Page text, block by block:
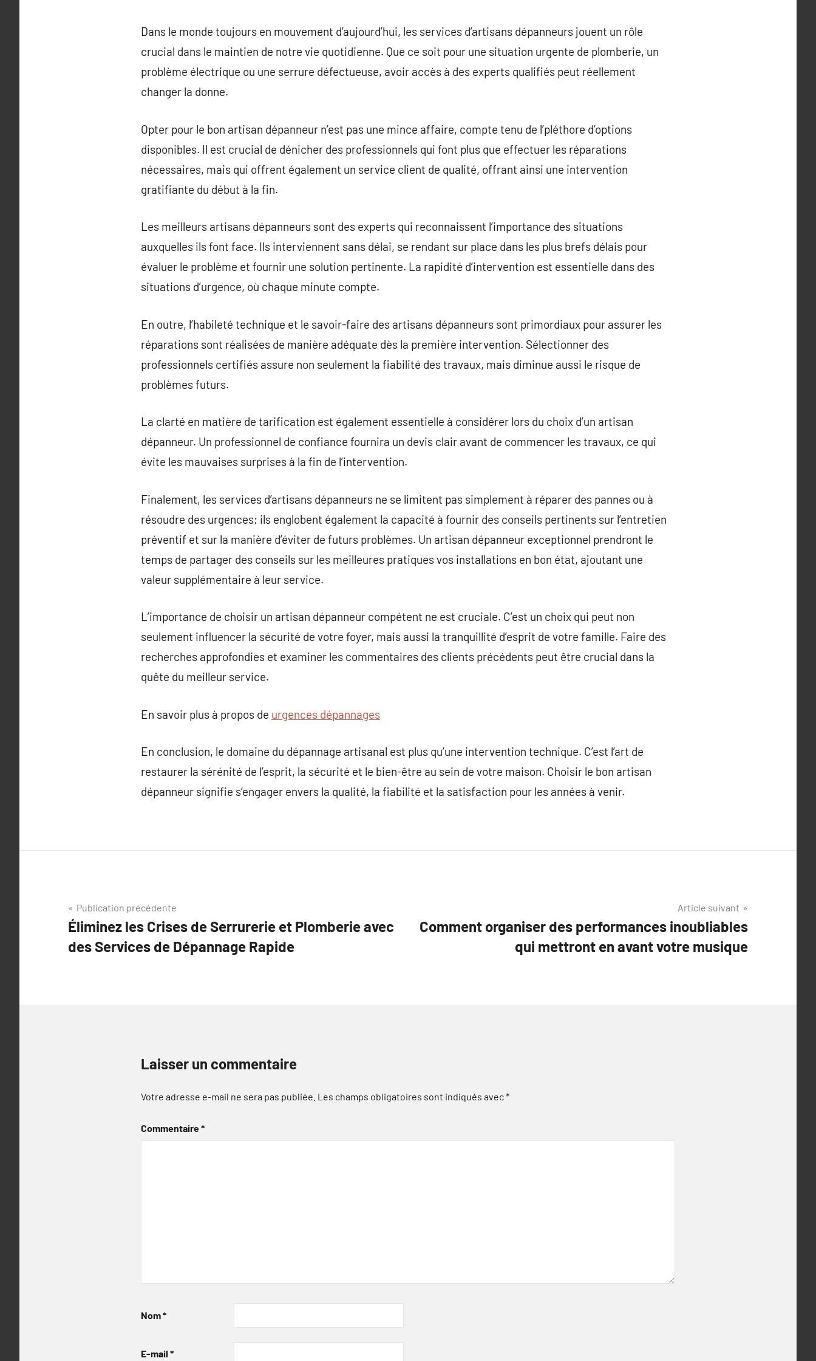
Dans le monde toujours en mouvement d’aujourd’hui, les services d’artisans dépanneurs jouent un rôle
crucial dans le maintien de notre vie quotidienne. Que ce soit pour une situation urgente de plomberie, un
problème électrique ou une serrure défectueuse, avoir accès à des experts qualifiés peut réellement
changer la donne.
Opter pour le bon artisan dépanneur n’est pas une mince affaire, compte tenu de l’pléthore d’options
disponibles. Il est crucial de dénicher des professionnels qui font plus que effectuer les réparations
nécessaires, mais qui offrent également un service client de qualité, offrant ainsi une intervention
gratifiante du début à la fin.
Les meilleurs artisans dépanneurs sont des experts qui reconnaissent l’importance des situations
auxquelles ils font face. Ils interviennent sans délai, se rendant sur place dans les plus brefs délais pour
évaluer le problème et fournir une solution pertinente. La rapidité d’intervention est essentielle dans des
situations d’urgence, où chaque minute compte.
En outre, l’habileté technique et le savoir-faire des artisans dépanneurs sont primordiaux pour assurer les
réparations sont réalisées de manière adéquate dès la première intervention. Sélectionner des
professionnels certifiés assure non seulement la fiabilité des travaux, mais diminue aussi le risque de
problèmes futurs.
La clarté en matière de tarification est également essentielle à considérer lors du choix d’un artisan
dépanneur. Un professionnel de confiance fournira un devis clair avant de commencer les travaux, ce qui
évite les mauvaises surprises à la fin de l’intervention.
Finalement, les services d’artisans dépanneurs ne se limitent pas simplement à réparer des pannes ou à
résoudre des urgences; ils englobent également la capacité à fournir des conseils pertinents sur l’entretien
préventif et sur la manière d’éviter de futurs problèmes. Un artisan dépanneur exceptionnel prendront le
temps de partager des conseils sur les meilleures pratiques vos installations en bon état, ajoutant une
valeur supplémentaire à leur service.
L’importance de choisir un artisan dépanneur compétent ne est cruciale. C’est un choix qui peut non
seulement influencer la sécurité de votre foyer, mais aussi la tranquillité d’esprit de votre famille. Faire des
recherches approfondies et examiner les commentaires des clients précédents peut être crucial dans la
quête du meilleur service.
En savoir plus à propos de urgences dépannages
En conclusion, le domaine du dépannage artisanal est plus qu’une intervention technique. C’est l’art de
restaurer la sérénité de l’esprit, la sécurité et le bien-être au sein de votre maison. Choisir le bon artisan
dépanneur signifie s’engager envers la qualité, la fiabilité et la satisfaction pour les années à venir.
Navigation
de
l’article
Publication précédente
Éliminez les Crises de Serrurerie et Plomberie avec
des Services de Dépannage Rapide
Article suivant
Comment organiser des performances inoubliables
qui mettront en avant votre musique
Laisser un commentaire
Votre adresse e-mail ne sera pas publiée. Les champs obligatoires sont indiqués avec*
Commentaire*
Nom*
E-mail *